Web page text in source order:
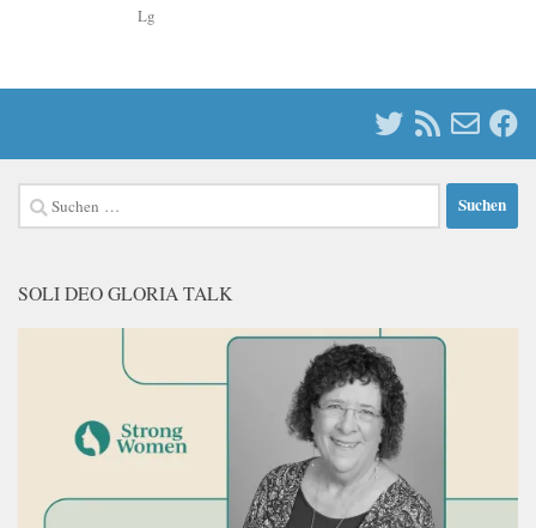
Lg
Suchen
nach:
SOLI DEO GLORIA TALK